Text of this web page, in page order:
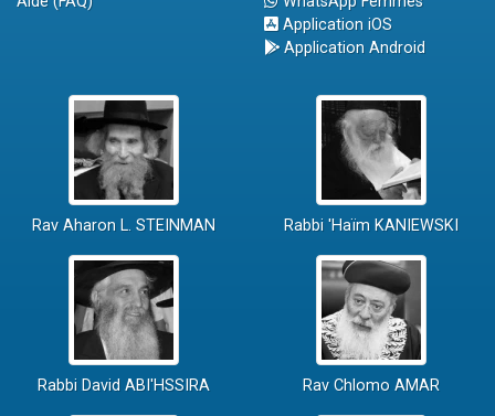
Application iOS
Application Android
Rav Aharon L. STEINMAN Rabbi 'Haïm KANIEWSKI
Rabbi David ABI'HSSIRA Rav Chlomo AMAR